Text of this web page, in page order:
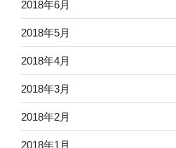
2018年6月
2018年5月
2018年4月
2018年3月
2018年2月
2018年1月